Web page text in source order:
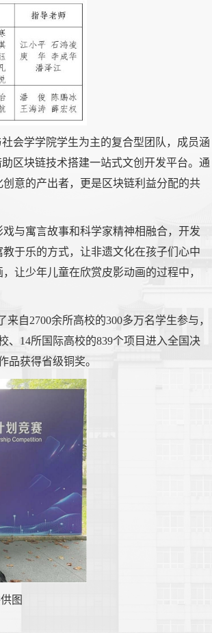
会学学院学生为主的复合型团队，成员涵
区块链技术搭建一站式文创开发平台。通
意的产出者，更是区块链利益分配的共
与寓言故事和科学家精神相融合，开发
于乐的方式，让非遗文化在孩子们心中
让少年儿童在欣赏皮影动画的过程中，
自2700余所高校的300多万名学生参与，
、14所国际高校的839个项目进入全国决
品获得省级铜奖。
图